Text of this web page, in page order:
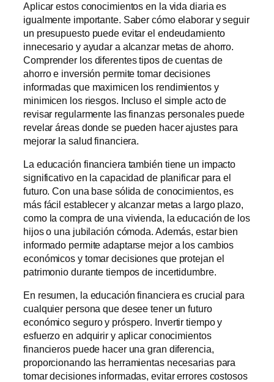
Aplicar estos conocimientos en la vida diaria es
igualmente importante. Saber cómo elaborar y seguir
un presupuesto puede evitar el endeudamiento
innecesario y ayudar a alcanzar metas de ahorro.
Comprender los diferentes tipos de cuentas de
ahorro e inversión permite tomar decisiones
informadas que maximicen los rendimientos y
minimicen los riesgos. Incluso el simple acto de
revisar regularmente las finanzas personales puede
revelar áreas donde se pueden hacer ajustes para
mejorar la salud financiera.
La educación financiera también tiene un impacto
significativo en la capacidad de planificar para el
futuro. Con una base sólida de conocimientos, es
más fácil establecer y alcanzar metas a largo plazo,
como la compra de una vivienda, la educación de los
hijos o una jubilación cómoda. Además, estar bien
informado permite adaptarse mejor a los cambios
económicos y tomar decisiones que protejan el
patrimonio durante tiempos de incertidumbre.
En resumen, la educación financiera es crucial para
cualquier persona que desee tener un futuro
económico seguro y próspero. Invertir tiempo y
esfuerzo en adquirir y aplicar conocimientos
financieros puede hacer una gran diferencia,
proporcionando las herramientas necesarias para
tomar decisiones informadas, evitar errores costosos